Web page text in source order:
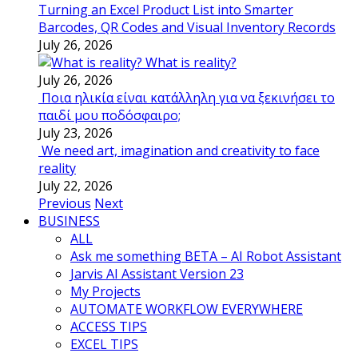
Turning an Excel Product List into Smarter
Barcodes, QR Codes and Visual Inventory Records
July 26, 2026
What is reality?
July 26, 2026
Ποια ηλικία είναι κατάλληλη για να ξεκινήσει το
παιδί μου ποδόσφαιρο;
July 23, 2026
We need art, imagination and creativity to face
reality
July 22, 2026
Previous Next
BUSINESS
ALL
Ask me something BETA – AI Robot Assistant
Jarvis AI Assistant Version 23
My Projects
AUTOMATE WORKFLOW EVERYWHERE
ACCESS TIPS
EXCEL TIPS